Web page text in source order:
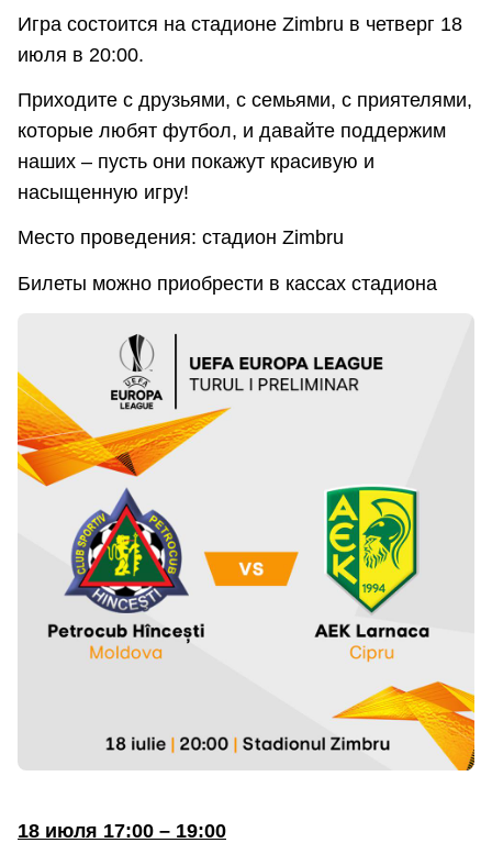
Игра состоится на стадионе Zimbru в четверг 18
июля в 20:00.
Приходите с друзьями, с семьями, с приятелями,
которые любят футбол, и давайте поддержим
наших – пусть они покажут красивую и
насыщенную игру!
Место проведения: стадион Zimbru
Билеты можно приобрести в кассах стадиона
18 июля 17:00 – 19:00